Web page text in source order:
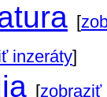
[
inzeráty]
[zobraziť